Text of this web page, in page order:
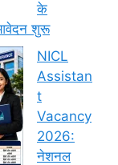
के
आवेदन शुरू
NICL
Assistan
t
Vacancy
2026:
नेशनल